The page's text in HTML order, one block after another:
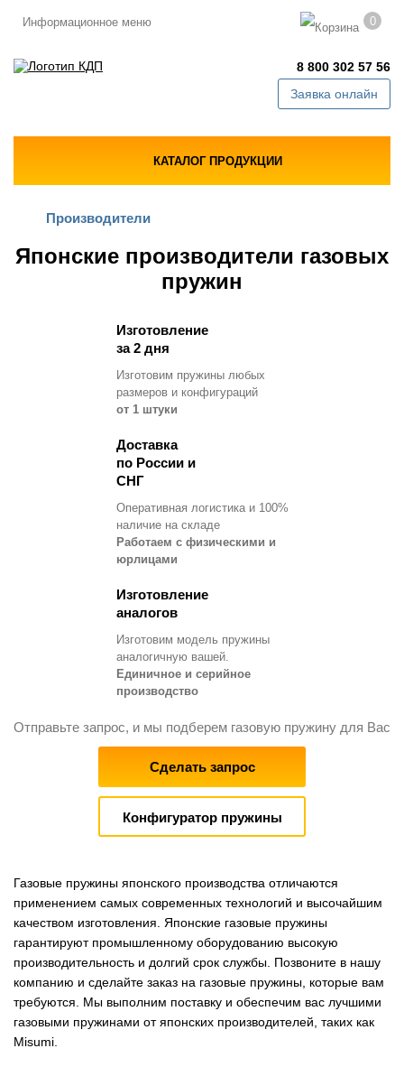
Информационное меню 0
8 800 302 57 56
Заявка онлайн
КАТАЛОГ ПРОДУКЦИИ
Производители
Японские производители газовых
пружин
Изготовление
за 2 дня
Изготовим пружины любых
размеров и конфигураций
от 1 штуки
Доставка
по России и
СНГ
Оперативная логистика и 100%
наличие на складе
Работаем с физическими и
юрлицами
Изготовление
аналогов
Изготовим модель пружины
аналогичную вашей.
Единичное и серийное
производство
Отправьте запрос, и мы подберем газовую пружину для Вас
Сделать запрос
Конфигуратор пружины
Газовые пружины японского производства отличаются
применением самых современных технологий и высочайшим
качеством изготовления. Японские газовые пружины
гарантируют промышленному оборудованию высокую
производительность и долгий срок службы. Позвоните в нашу
компанию и сделайте заказ на газовые пружины, которые вам
требуются. Мы выполним поставку и обеспечим вас лучшими
газовыми пружинами от японских производителей, таких как
Misumi.